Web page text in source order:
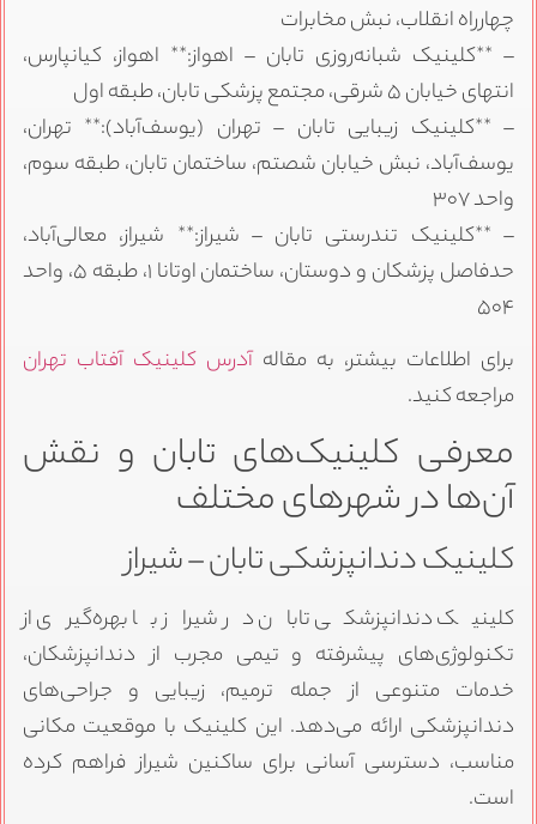
چهارراه انقلاب، نبش مخابرات
– **کلینیک شبانه‌روزی تابان – اهواز:** اهواز، کیانپارس،
انتهای خیابان ۵ شرقی، مجتمع پزشکی تابان، طبقه اول
– **کلینیک زیبایی تابان – تهران (یوسف‌آباد):** تهران،
یوسف‌آباد، نبش خیابان شصتم، ساختمان تابان، طبقه سوم،
واحد ۳۰۷
– **کلینیک تندرستی تابان – شیراز:** شیراز، معالی‌آباد،
حدفاصل پزشکان و دوستان، ساختمان اوتانا ۱، طبقه ۵، واحد
۵۰۴
برای اطلاعات بیشتر، به مقاله آدرس کلینیک آفتاب تهران
مراجعه کنید.
معرفی کلینیک‌های تابان و نقش
آن‌ها در شهرهای مختلف
کلینیک دندانپزشکی تابان – شیراز
کلینیک دندانپزشکی تابان در شیراز با بهره‌گیری از
تکنولوژی‌های پیشرفته و تیمی مجرب از دندانپزشکان،
خدمات متنوعی از جمله ترمیم، زیبایی و جراحی‌های
دندانپزشکی ارائه می‌دهد. این کلینیک با موقعیت مکانی
مناسب، دسترسی آسانی برای ساکنین شیراز فراهم کرده
است.